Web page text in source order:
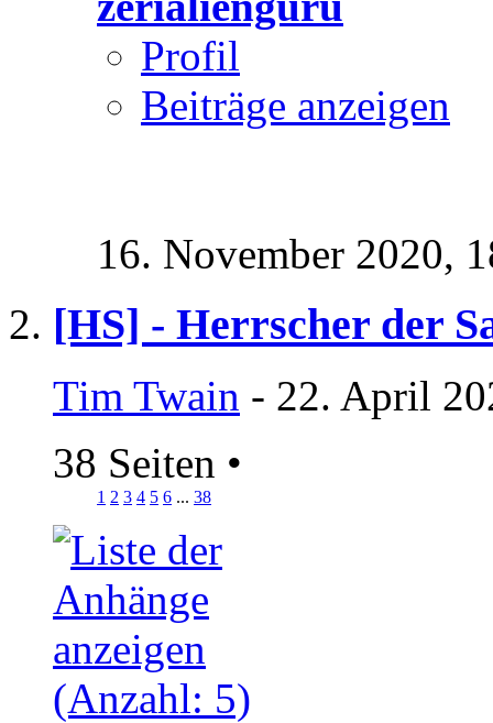
Profil
Beiträge anzeigen
16. November 2020,
[HS] - Herrscher der
Tim Twain - 22. April
38 Seiten •
1 2 3 4 5 6 ... 38